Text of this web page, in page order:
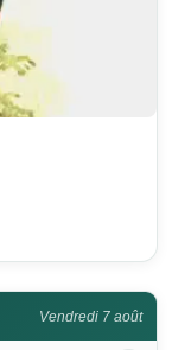
Vendredi 7 août